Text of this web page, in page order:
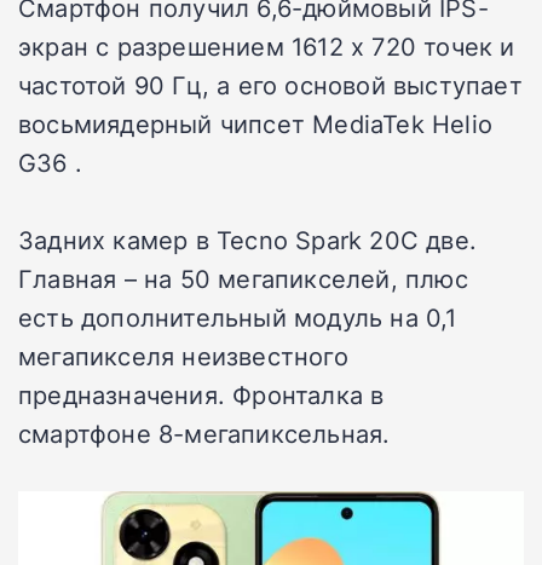
Смартфон получил 6,6-дюймовый IPS-
экран с разрешением 1612 х 720 точек и
частотой 90 Гц, а его основой выступает
восьмиядерный чипсет MediaTek Helio
G36 .
Задних камер в Tecno Spark 20С две.
Главная – на 50 мегапикселей, плюс
есть дополнительный модуль на 0,1
мегапикселя неизвестного
предназначения. Фронталка в
смартфоне 8-мегапиксельная.